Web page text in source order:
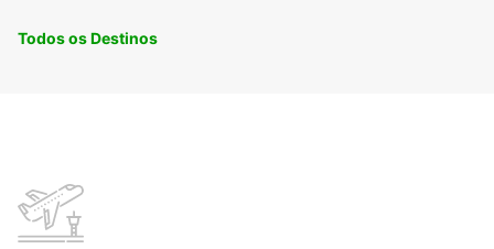
Todos os Destinos